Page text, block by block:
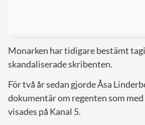
Monarken har tidigare bestämt
skandaliserade skribenten.
För två år sedan gjorde Åsa
dokumentär om regenten som
visades på Kanal 5.